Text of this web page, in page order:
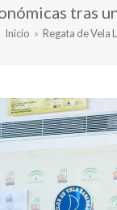
tras
Inicio » Regata de Vela